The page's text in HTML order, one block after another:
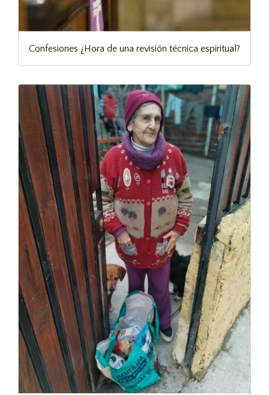
Confesiones ¿Hora de una revisión técnica espiritual?